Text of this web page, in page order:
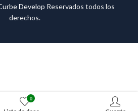
Develop Reservados todos los
derechos.
0